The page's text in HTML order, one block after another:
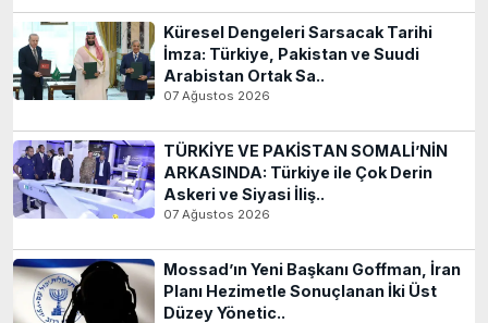
Küresel Dengeleri Sarsacak Tarihi
İmza: Türkiye, Pakistan ve Suudi
Arabistan Ortak Sa..
07 Ağustos 2026
TÜRKİYE VE PAKİSTAN SOMALİ’NİN
ARKASINDA: Türkiye ile Çok Derin
Askeri ve Siyasi İliş..
07 Ağustos 2026
Mossad’ın Yeni Başkanı Goffman, İran
Planı Hezimetle Sonuçlanan İki Üst
Düzey Yönetic..